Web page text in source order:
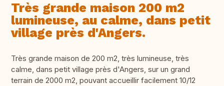
Très grande maison 200 m2
lumineuse, au calme, dans petit
village près d'Angers.
Très grande maison de 200 m2, très lumineuse, très
calme, dans petit village près d'Angers, sur un grand
terrain de 2000 m2, pouvant accueillir facilement 10/12